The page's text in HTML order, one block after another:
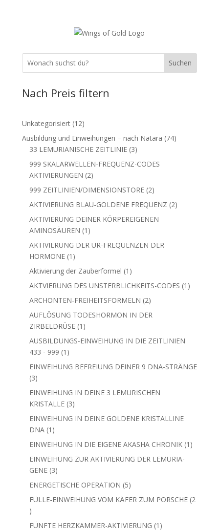
Suchen
Nach Preis filtern
Unkategorisiert 1212
Produkte
Ausbildung und Einweihungen – nach Natara 7474
33 LEMURIANISCHE ZEITLINIE 33
Produkte
999 SKALARWELLEN-FREQUENZ-CODES
AKTIVIERUNGEN 22
Produkte
999 ZEITLINIEN/DIMENSIONSTORE 22
Produkte
AKTIVIERUNG BLAU-GOLDENE FREQUENZ 22
AKTIVIERUNG DEINER KÖRPEREIGENEN
AMINOSÄUREN 1 1
Produkt
AKTIVIERUNG DER UR-FREQUENZEN DER
HORMONE 1 1
Produkt
Aktivierung der Zauberformel 1 1
Produkt
AKTVIERUNG DES UNSTERBLICHKEITS-CODES 1 1
ARCHONTEN-FREIHEITSFORMELN 22
Produkte
AUFLÖSUNG TODESHORMON IN DER
ZIRBELDRÜSE 1 1
Produkt
AUSBILDUNGS-EINWEIHUNG IN DIE ZEITLINIEN
433 - 999 1 1
Produkt
EINWEIHUNG BEFREIUNG DEINER 9 DNA-STRÄNGE
33
Produkte
EINWEIHUNG IN DEINE 3 LEMURISCHEN
KRISTALLE 33
Produkte
EINWEIHUNG IN DEINE GOLDENE KRISTALLINE
DNA 1 1
Produkt
EINWEIHUNG IN DIE EIGENE AKASHA CHRONIK 1 1
EINWEIHUNG ZUR AKTIVIERUNG DER LEMURIA-
GENE 33
Produkte
ENERGETISCHE OPERATION 55
Produkte
FÜLLE-EINWEIHUNG VOM KÄFER ZUM PORSCHE 2
2
Produkte
FÜNFTE HERZKAMMER-AKTIVIERUNG 1 1